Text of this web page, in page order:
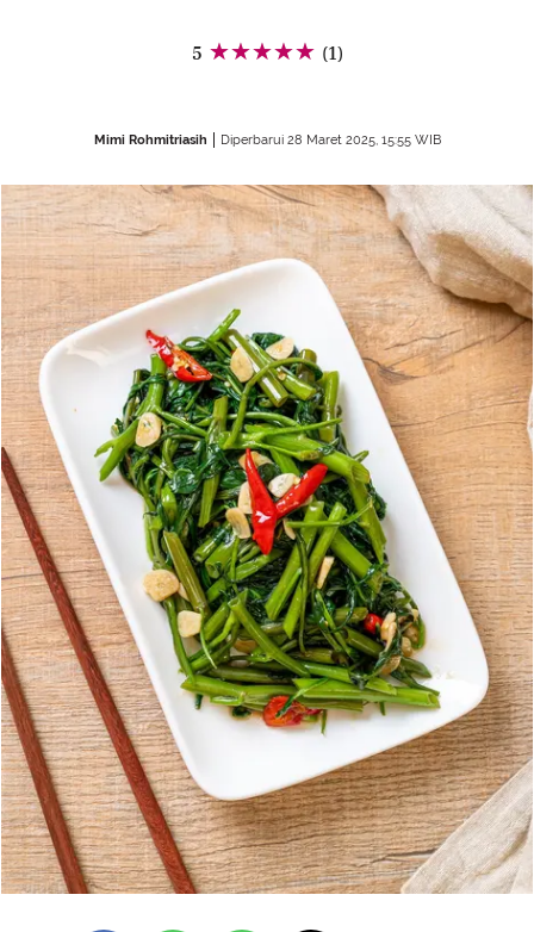
5 (1)
Mimi Rohmitriasih Diperbarui 28 Maret 2025, 15:55 WIB